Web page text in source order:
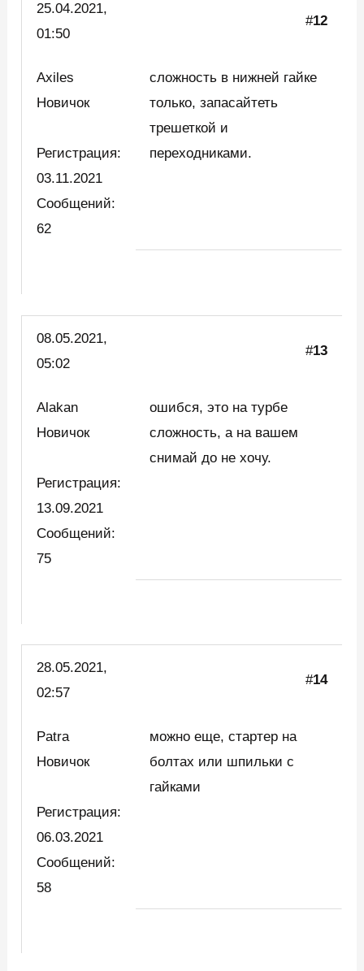
25.04.2021,
01:50
#12
Axiles
Новичок
Регистрация:
03.11.2021
Сообщений:
62
сложность в нижней гайке
только, запасайтеть
трешеткой и
переходниками.
08.05.2021,
05:02
#13
Alakan
Новичок
Регистрация:
13.09.2021
Сообщений:
75
ошибся, это на турбе
сложность, а на вашем
снимай до не хочу.
28.05.2021,
02:57
#14
Patra
Новичок
Регистрация:
06.03.2021
Сообщений:
58
можно еще, стартер на
болтах или шпильки с
гайками